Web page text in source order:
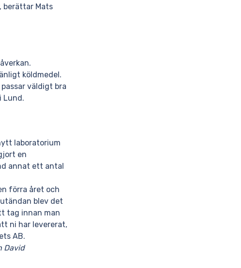
berättar Mats
köldmedel.
väldigt bra
Lund.
laboratorium
en
annat ett antal
förra året och
blev det
tag innan man
ni har levererat,
AB.
David